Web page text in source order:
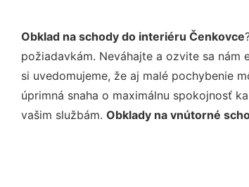
Obklad na schody do interiéru Čenkovce
požiadavkám. Neváhajte a ozvite sa
si uvedomujeme, že aj malé pochybenie
úprimná snaha o maximálnu spokojnosť
vašim službám. Obklady na vnútorné